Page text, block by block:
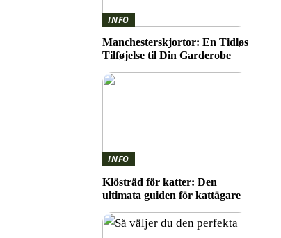
INFO
Manchesterskjortor: En Tidløs
Tilføjelse til Din Garderobe
INFO
Klösträd för katter: Den
ultimata guiden för kattägare